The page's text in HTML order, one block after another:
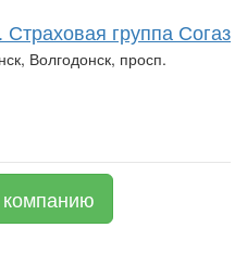
группа Согаз
Волгодонск, просп.